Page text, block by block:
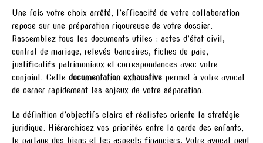
Une fois votre choix arrêté, l’efficacité de votre collaboration
repose sur une préparation rigoureuse de votre dossier.
Rassemblez tous les documents utiles : actes d’état civil,
contrat de mariage, relevés bancaires, fiches de paie,
justificatifs patrimoniaux et correspondances avec votre
conjoint. Cette documentation exhaustive permet à votre avocat
de cerner rapidement les enjeux de votre séparation.
La définition d’objectifs clairs et réalistes oriente la stratégie
juridique. Hiérarchisez vos priorités entre la garde des enfants,
le partage des biens et les aspects financiers. Votre avocat peut